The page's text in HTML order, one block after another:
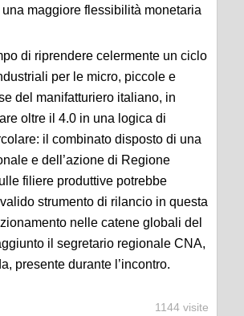
maggiore flessibilità monetaria
di riprendere celermente un ciclo
per le micro, piccole e
del manifatturiero italiano, in
oltre il 4.0 in una logica di
il combinato disposto di una
e dell’azione di Regione
filiere produttive potrebbe
strumento di rilancio in questa
nelle catene globali del
il segretario regionale CNA,
presente durante l’incontro.
1144 visite